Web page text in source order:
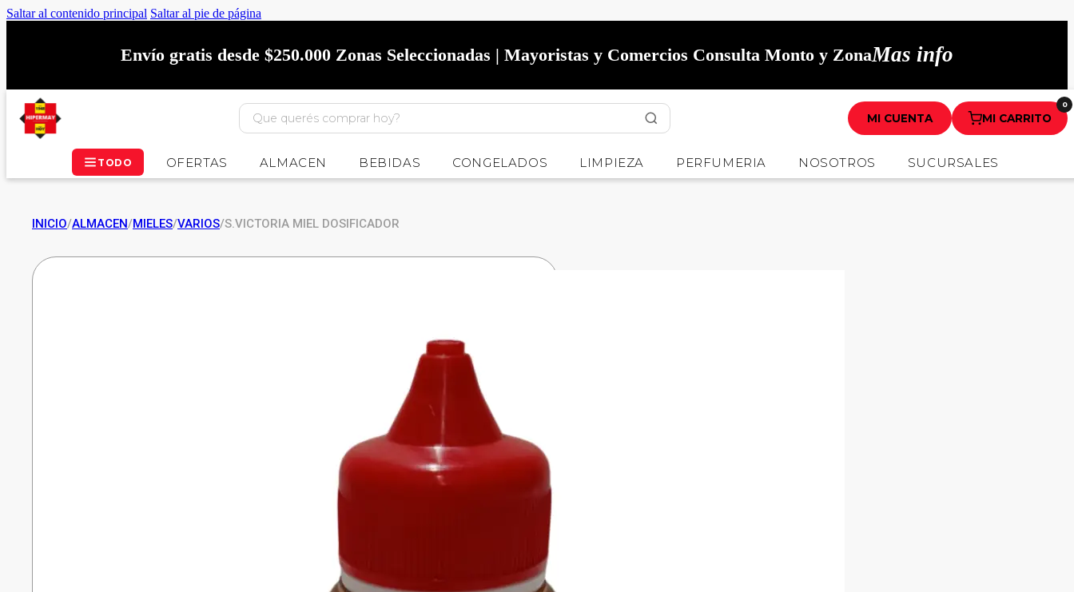
Saltar al contenido principal Saltar al pie de página
Envío gratis desde $250.000 Zonas Seleccionadas | Mayoristas y Comercios Consulta Monto y ZonaMas info
MI CUENTA MI CARRITO
0
TODO OFERTAS ALMACEN BEBIDAS CONGELADOS LIMPIEZA PERFUMERIA NOSOTROS SUCURSALES
INICIO/ALMACEN/MIELES/VARIOS/S.VICTORIA MIEL DOSIFICADOR